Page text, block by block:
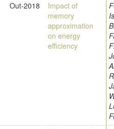
Out-2018
Impact of
memory
approximation
on energy
efficiency